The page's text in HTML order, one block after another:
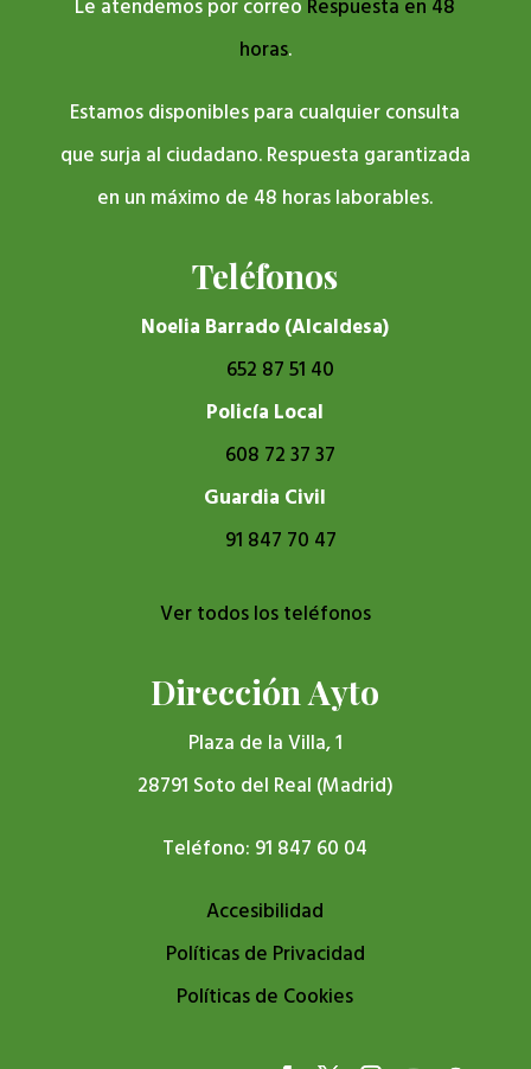
Le atendemos por correo Respuesta en 48
horas.
Estamos disponibles para cualquier consulta
que surja al ciudadano. Respuesta garantizada
en un máximo de 48 horas laborables.
Teléfonos
Noelia Barrado (Alcaldesa)
652 87 51 40
Policía Local
608 72 37 37
Guardia Civil
91 847 70 47
Ver todos los teléfonos
Dirección Ayto
Plaza de la Villa, 1
28791 Soto del Real (Madrid)
Teléfono: 91 847 60 04
Accesibilidad
Políticas de Privacidad
Políticas de Cookies